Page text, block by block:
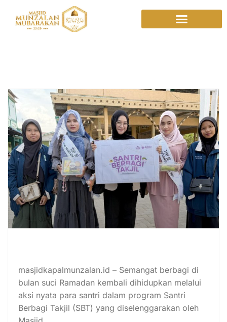
Ramadan 1447 H
masjidkapalmunzalan.id – Semangat berbagi di
bulan suci Ramadan kembali dihidupkan melalui
aksi nyata para santri dalam program Santri
Berbagi Takjil (SBT) yang diselenggarakan oleh